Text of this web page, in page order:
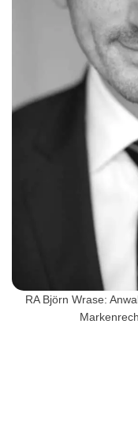
RA Björn Wrase: